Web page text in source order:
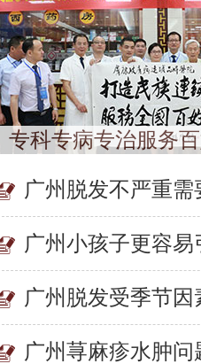
专科专病专治服务
广州脱发不严重需
广州小孩子更容
广州脱发受季节因
广州荨麻疹水肿问